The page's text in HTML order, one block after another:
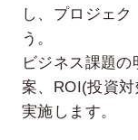
し、プロジェ
う。
ビジネス課題
案、ROI(投資
実施します。